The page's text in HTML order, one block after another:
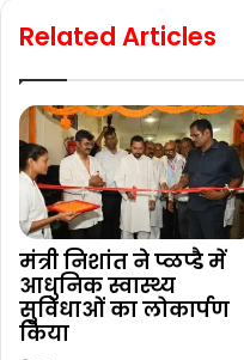
Related Articles
मंत्री निशांत ने प्ळप्डै में
आधुनिक स्वास्थ्य
सुविधाओं का लोकार्पण
किया